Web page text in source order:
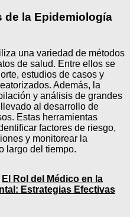
de la Epidemiología
una variedad de métodos
de salud. Entre ellos se
estudios de casos y
Además, la
y análisis de grandes
al desarrollo de
Estas herramientas
factores de riesgo,
y monitorear la
largo del tiempo.
El Rol del Médico en la
Estrategias Efectivas